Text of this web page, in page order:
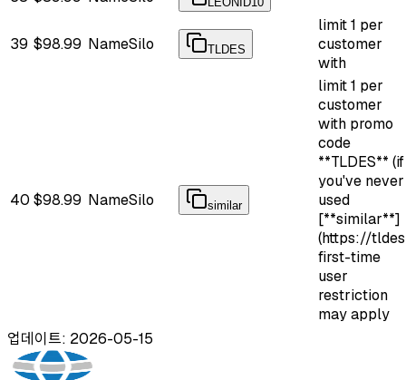
39 $98.99 NameSilo TLDES
limit 1 per
customer
with
40 $98.99 NameSilo similar
limit 1 per
customer
with promo
code
**TLDES** (if
you've never
used
[**similar**]
(https://
first-time
user
restriction
may apply
업데이트: 2026-05-15